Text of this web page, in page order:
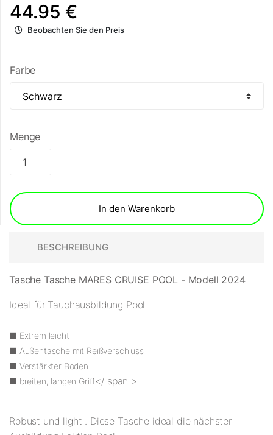
44.95 €
Beobachten Sie den Preis
Farbe
Menge
In den Warenkorb
BESCHREIBUNG
Tasche Tasche MARES CRUISE POOL - Modell 2024
Ideal für Tauchausbildung Pool
■ Extrem leicht
■ Außentasche mit Reißverschluss
■ Verstärkter Boden
■ breiten, langen Griff</ span >
Robust und light . Diese Tasche ideal die nächster